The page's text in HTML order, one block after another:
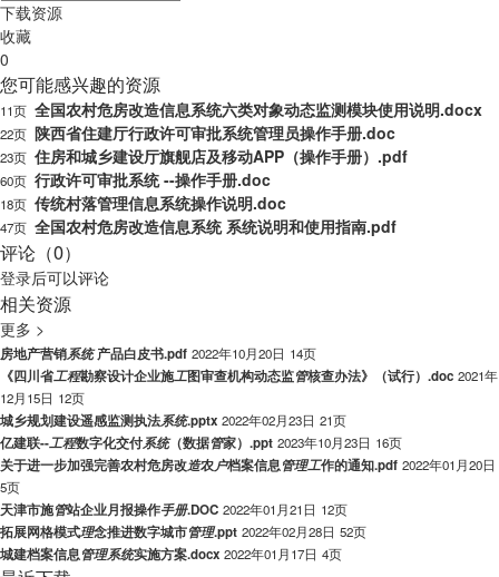
下载资源
收藏
0
您可能感兴趣的资源
11页 全国农村危房改造信息系统六类对象动态监测模块使用说明.docx
22页 陕西省住建厅行政许可审批系统管理员操作手册.doc
23页 住房和城乡建设厅旗舰店及移动APP（操作手册）.pdf
60页 行政许可审批系统 --操作手册.doc
18页 传统村落管理信息系统操作说明.doc
47页 全国农村危房改造信息系统 系统说明和使用指南.pdf
评论（0）
登录后可以评论
相关资源
更多 >
房地产营销系统产品白皮书.pdf 2022年10月20日 14页
《四川省工程勘察设计企业施工图审查机构动态监管核查办法》（试行）.doc 2021年
12月15日 12页
城乡规划建设遥感监测执法系统.pptx 2022年02月23日 21页
亿建联--工程数字化交付系统（数据管家）.ppt 2023年10月23日 16页
关于进一步加强完善农村危房改造农户档案信息管理工作的通知.pdf 2022年01月20日
5页
天津市施管站企业月报操作手册.DOC 2022年01月21日 12页
拓展网格模式理念推进数字城市管理.ppt 2022年02月28日 52页
城建档案信息管理系统实施方案.docx 2022年01月17日 4页